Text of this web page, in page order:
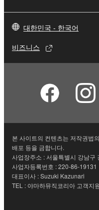
대한민국 - 한국어
비즈니스
본 사이트의 컨텐츠는 저작권법
배포 등을 금합니다.
사업장주소 : 서울특별시 강남구
사업자등록번호 : 220-86-19131
대표이사 : Suzuki Kazunari
TEL : 야마하뮤직코리아 고객지